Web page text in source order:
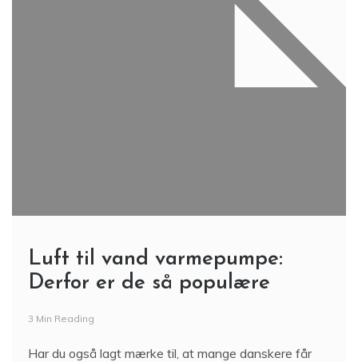
Luft til vand varmepumpe:
Derfor er de så populære
3 Min Reading
Har du også lagt mærke til, at mange danskere får